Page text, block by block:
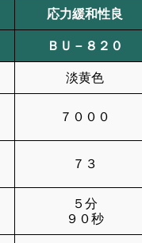
応力緩和性良
ＢＵ－８２０
淡黄色
７０００
７３
５分
９０秒